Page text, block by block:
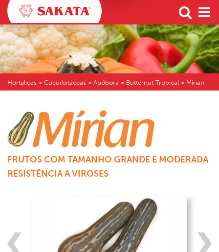
Hortaliças > Cucurbitáceas > Abóbora > Butternut Tropical > Mírian
FRUTOS COM TAMANHO GRANDE E MODERADA
RESISTÊNCIA A VIROSES